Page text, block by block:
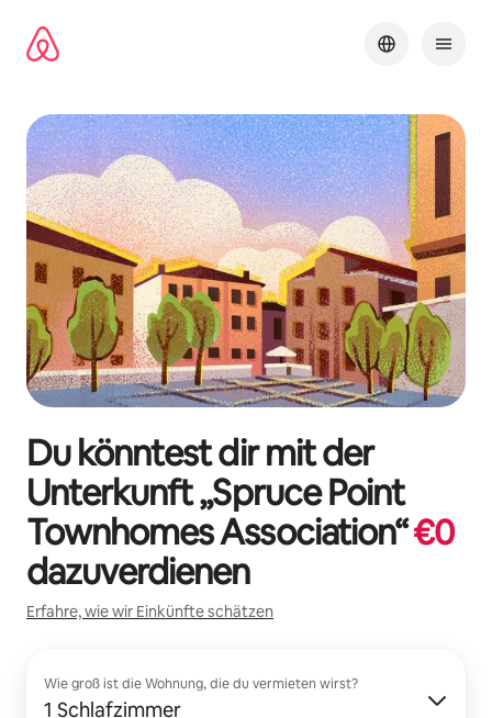
Inhalten
springen
Du könntest dir mit der
Unterkunft „Spruce Point
Townhomes Association“€0
dazuverdienen
Erfahre, wie wir Einkünfte schätzen
Wie groß ist die Wohnung, die du vermieten wirst?
1 Schlafzimmer